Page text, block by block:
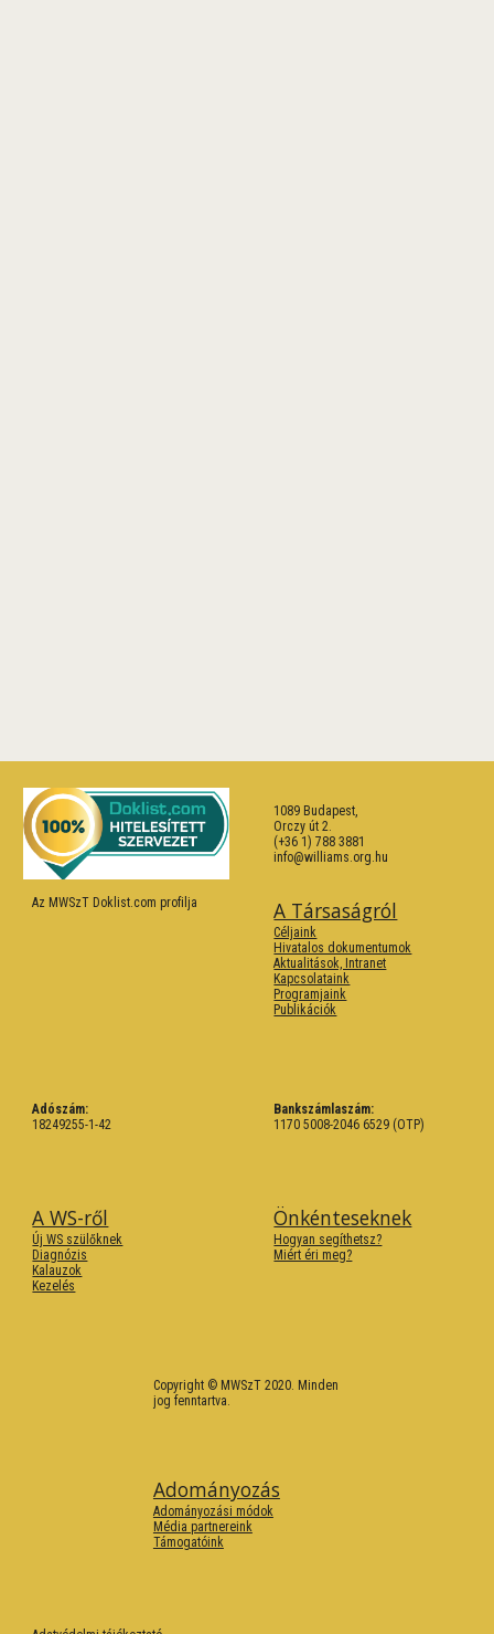
Az MWSzT Doklist.com profilja
1089 Budapest,
Orczy út 2.
(+36 1) 788 3881
info@williams.org.hu
A Társaságról
Céljaink
Hivatalos dokumentumok
Aktualitások, Intranet
Kapcsolataink
Programjaink
Publikációk
Adószám:
18249255-1-42
A WS-ről
Új WS szülőknek
Diagnózis
Kalauzok
Kezelés
Bankszámlaszám:
1170 5008-2046 6529 (OTP)
Önkénteseknek
Hogyan segíthetsz?
Miért éri meg?
Copyright © MWSzT2020. Minden
jog fenntartva.
Adományozás
Adományozási módok
Média partnereink
Támogatóink